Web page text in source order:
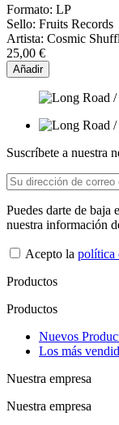
Formato: LP
Sello: Fruits Records
Artista: Cosmic
25,00 €
Añadir
Suscríbete a nuestra
Puedes darte de baja
nuestra información
Acepto la política
Productos
Productos
Nuevos
Los más
Nuestra empresa
Nuestra empresa